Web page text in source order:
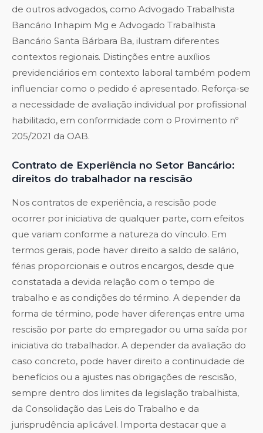
de outros advogados, como Advogado Trabalhista
Bancário Inhapim Mg e Advogado Trabalhista
Bancário Santa Bárbara Ba, ilustram diferentes
contextos regionais. Distinções entre auxílios
previdenciários em contexto laboral também podem
influenciar como o pedido é apresentado. Reforça-se
a necessidade de avaliação individual por profissional
habilitado, em conformidade com o Provimento nº
205/2021 da OAB.
Contrato de Experiência no Setor Bancário:
direitos do trabalhador na rescisão
Nos contratos de experiência, a rescisão pode
ocorrer por iniciativa de qualquer parte, com efeitos
que variam conforme a natureza do vínculo. Em
termos gerais, pode haver direito a saldo de salário,
férias proporcionais e outros encargos, desde que
constatada a devida relação com o tempo de
trabalho e as condições do término. A depender da
forma de término, pode haver diferenças entre uma
rescisão por parte do empregador ou uma saída por
iniciativa do trabalhador. A depender da avaliação do
caso concreto, pode haver direito a continuidade de
benefícios ou a ajustes nas obrigações de rescisão,
sempre dentro dos limites da legislação trabalhista,
da Consolidação das Leis do Trabalho e da
jurisprudência aplicável. Importa destacar que a